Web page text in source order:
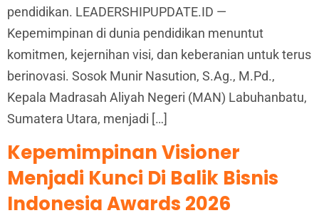
pendidikan. LEADERSHIPUPDATE.ID —
Kepemimpinan di dunia pendidikan menuntut
komitmen, kejernihan visi, dan keberanian untuk terus
berinovasi. Sosok Munir Nasution, S.Ag., M.Pd.,
Kepala Madrasah Aliyah Negeri (MAN) Labuhanbatu,
Sumatera Utara, menjadi […]
Kepemimpinan Visioner
Menjadi Kunci Di Balik Bisnis
Indonesia Awards 2026